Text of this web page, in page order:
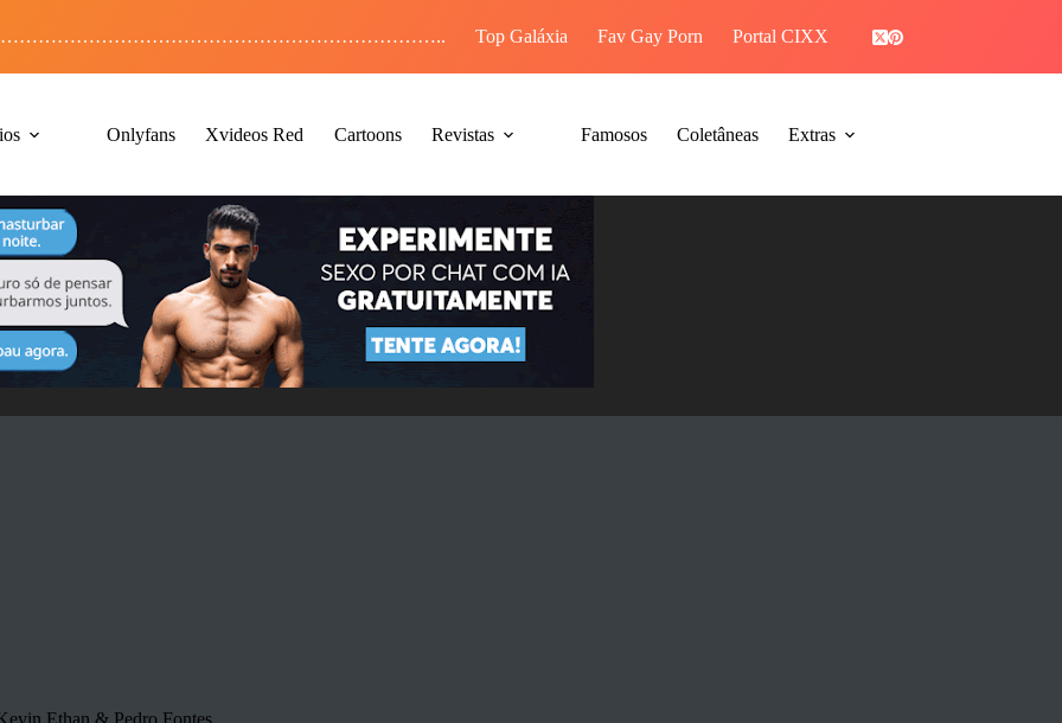
Top Galáxia Fav Gay Porn Portal CIXX PIROCAGRAM
Onlyfans Xvideos Red Cartoons Revistas Famosos Coletâneas Extras
Ethan & Pedro Fontes